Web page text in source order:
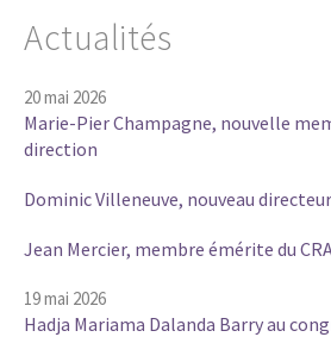
Actualités
20 mai 2026
Marie-Pier Champagne, nouvelle
direction
Dominic Villeneuve, nouveau
Jean Mercier, membre émérite du
19 mai 2026
Hadja Mariama Dalanda Barry au